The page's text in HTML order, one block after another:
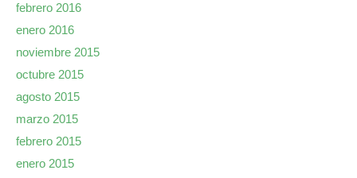
febrero 2016
enero 2016
noviembre 2015
octubre 2015
agosto 2015
marzo 2015
febrero 2015
enero 2015